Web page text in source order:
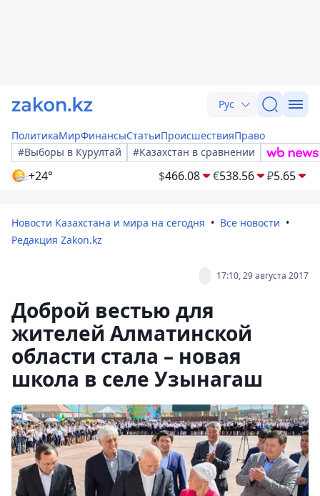
Рус
ПолитикаМирФинансыСтатьиПроисшествияПраво
#Выборы в Курултай
#Казахстан в сравнении
+24° $466.08 €538.56 ₽5.65
Новости Казахстана и мира на сегодня
Все новости
Редакция Zakon.kz
17:10, 29 августа 2017
Доброй вестью для
жителей Алматинской
области стала – новая
школа в селе Узынагаш